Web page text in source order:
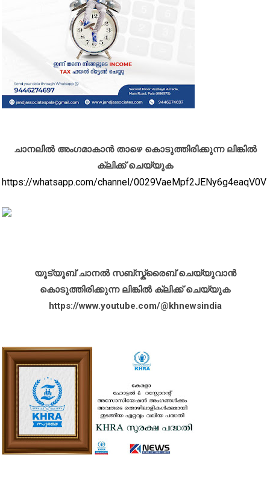
ചാനലിൽ അംഗമാകാൻ താഴെ കൊടുത്തിരിക്കുന്ന ലിങ്കിൽ
ക്ലിക്ക് ചെയ്യുക
https://whatsapp.com/channel/0029VaeMpf2JENy6g4eaqV0V
യൂട്യൂബ് ചാനൽ സബ്സ്ക്രൈബ് ചെയ്യുവാൻ
കൊടുത്തിരിക്കുന്ന ലിങ്കിൽ ക്ലിക്ക് ചെയ്യുക
https://www.youtube.com/@khnewsindia